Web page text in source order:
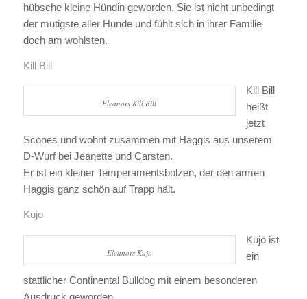
hübsche kleine Hündin geworden. Sie ist nicht unbedingt
der mutigste aller Hunde und fühlt sich in ihrer Familie
doch am wohlsten.
Kill Bill
Eleanors Kill Bill
Kill Bill
heißt
jetzt
Scones und wohnt zusammen mit Haggis aus unserem
D-Wurf bei Jeanette und Carsten.
Er ist ein kleiner Temperamentsbolzen, der den armen
Haggis ganz schön auf Trapp hält.
Kujo
Eleanors Kujo
Kujo ist
ein
stattlicher Continental Bulldog mit einem besonderen
Ausdruck geworden.